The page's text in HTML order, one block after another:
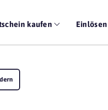
kaufen Einlösen